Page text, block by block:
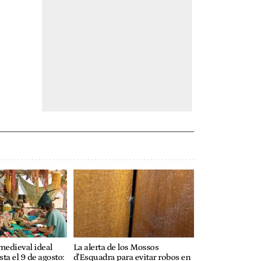
ideal
el 9 de agosto:
La alerta de los Mossos
d'Esquadra para evitar robos en